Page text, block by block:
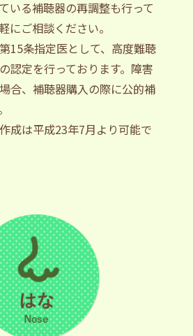
いる補聴器の再調整も行って
にご相談ください。
15条指定医として、高度難聴
認定を行っております。障害
合、補聴器購入の際に公的補
成は平成23年7月より可能で